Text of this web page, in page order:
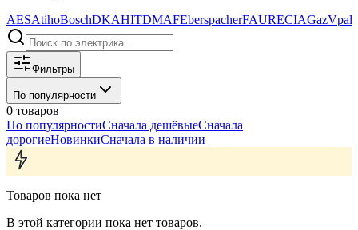
AESAtihoBoschDKAHITDMAFEberspacherFAURECIA
Фильтры
По популярности
0 товаров
По популярностиСначала дешёвыеСначала
дорогиеНовинкиСначала в наличии
Товаров пока нет
В этой категории пока нет товаров.